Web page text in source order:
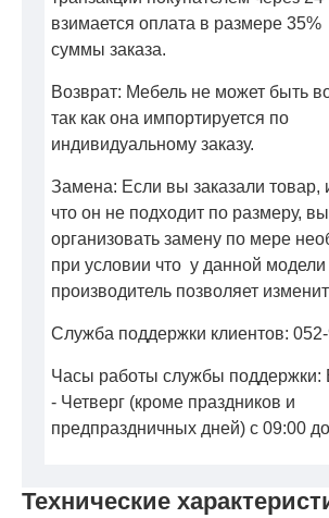
Технические
взимается оплата в размере
суммы заказа.
Возврат: Мебель не может быть
так как она импортируется по
индивидуальному заказу.
Замена: Если вы заказали товар,
что он не подходит по размеру,
организовать замену по мере
при условии что у данной модели
производитель позволяет
Служба поддержки клиентов:
Часы работы службы поддержки:
- Четверг (кроме праздников и
предпраздничных дней) с 09:00